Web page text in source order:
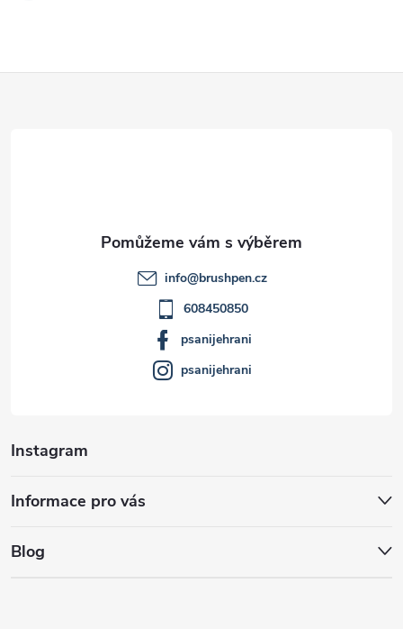
Instagram
Informace pro vás
Blog
info@brushpen.cz
608450850
psanijehrani
psanijehrani